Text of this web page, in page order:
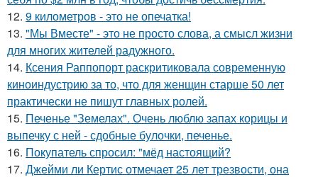
12. 9 километров - это не опечатка!
13. "Мы Вместе" - это не просто слова, а смысл жизни
для многих жителей радужного.
14. Ксения Раппопорт раскритиковала современную
киноиндустрию за то, что для женщин старше 50 лет
практически не пишут главных ролей.
15. Печенье "Земелах". Очень люблю запах корицы и
выпечку с ней - сдобные булочки, печенье.
16. Покупатель спросил: "мёд настоящий?
17. Джейми ли Кертис отмечает 25 лет трезвости, она